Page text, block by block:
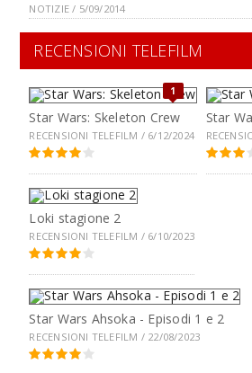
NOTIZIE / 5/09/2014
RECENSIONI TELEFILM
1
Star Wars: Skeleton Crew
RECENSIONI TELEFILM / 6/12/2024
Star
Loki stagione 2
RECENSIONI TELEFILM / 6/10/2023
Star Wars Ahsoka - Episodi 1 e 2
RECENSIONI TELEFILM / 22/08/2023